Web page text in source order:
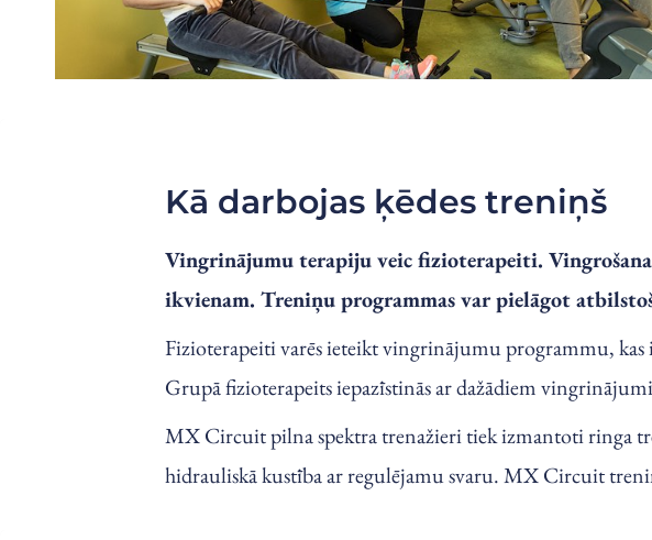
Kā darbojas ķēdes treniņš
Vingrinājumu terapiju veic fizioterapeiti.
ikvienam. Treniņu programmas var pielāgot
Fizioterapeiti varēs ieteikt vingrinājumu programmu,
Grupā fizioterapeits iepazīstinās ar dažādiem
MX Circuit pilna spektra trenažieri tiek izmantoti ringa
hidrauliskā kustība ar regulējamu svaru. MX Circuit